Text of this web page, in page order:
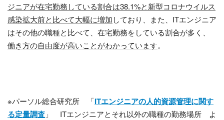
ジニアが在宅勤務している割合は38.1%と新型コロナウイルス
感染拡大前と比べて大幅に増加しており、また、 ITエンジニア
はその他の職種と比べて、在宅勤務をしている割合が多く、
働き方の自由度が高いことがわかっています。
※パーソル総合研究所 「ITエンジニアの人的資源管理に関す
る定量調査 」 ITエンジニアとそれ以外の職種の勤務場所 よ